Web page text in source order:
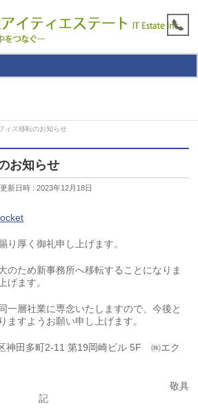
ィス移転のお知らせ
お知らせ
新日時 : 2023年12月18日
り厚く御礼申し上げます。
のため新事務所へ移転することになりま
げます。
一層社業に専念いたしますので、今後と
ますようお願い申し上げます。
神田多町2-11 第19岡崎ビル 5F ㈱エク
敬具
記